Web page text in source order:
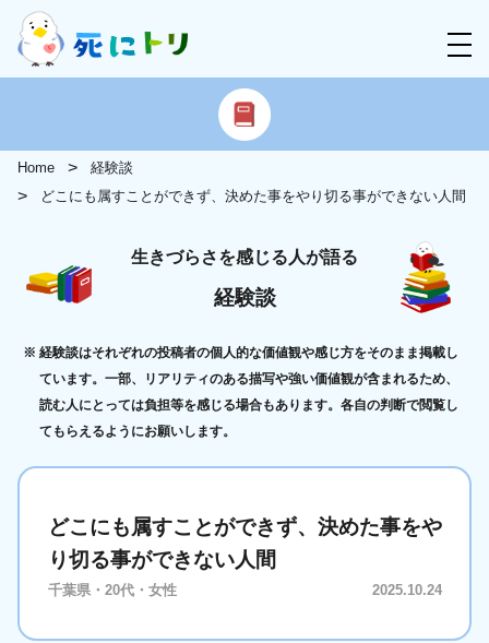
Home
経験談
どこにも属すことができず、決めた事をやり切る事ができない人間
生きづらさを感じる人が語る
経験談
経験談はそれぞれの投稿者の個人的な価値観や感じ方をそのまま掲載し
ています。一部、リアリティのある描写や強い価値観が含まれるため、
読む人にとっては負担等を感じる場合もあります。各自の判断で閲覧し
てもらえるようにお願いします。
どこにも属すことができず、決めた事をや
り切る事ができない人間
千葉県・20代・女性 2025.10.24